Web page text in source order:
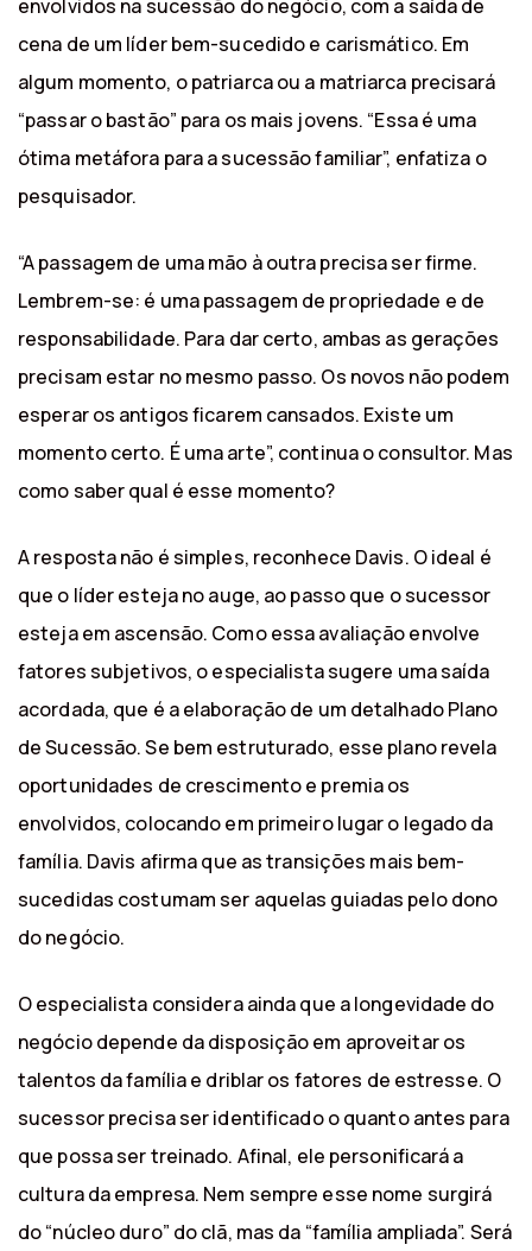
envolvidos na sucessão do negócio, com a saída de
cena de um líder bem-sucedido e carismático. Em
algum momento, o patriarca ou a matriarca precisará
“passar o bastão” para os mais jovens. “Essa é uma
ótima metáfora para a sucessão familiar”, enfatiza o
pesquisador.
“A passagem de uma mão à outra precisa ser firme.
Lembrem-se: é uma passagem de propriedade e de
responsabilidade. Para dar certo, ambas as gerações
precisam estar no mesmo passo. Os novos não podem
esperar os antigos ficarem cansados. Existe um
momento certo. É uma arte”, continua o consultor. Mas
como saber qual é esse momento?
A resposta não é simples, reconhece Davis. O ideal é
que o líder esteja no auge, ao passo que o sucessor
esteja em ascensão. Como essa avaliação envolve
fatores subjetivos, o especialista sugere uma saída
acordada, que é a elaboração de um detalhado Plano
de Sucessão. Se bem estruturado, esse plano revela
oportunidades de crescimento e premia os
envolvidos, colocando em primeiro lugar o legado da
família. Davis afirma que as transições mais bem-
sucedidas costumam ser aquelas guiadas pelo dono
do negócio.
O especialista considera ainda que a longevidade do
negócio depende da disposição em aproveitar os
talentos da família e driblar os fatores de estresse. O
sucessor precisa ser identificado o quanto antes para
que possa ser treinado. Afinal, ele personificará a
cultura da empresa. Nem sempre esse nome surgirá
do “núcleo duro” do clã, mas da “família ampliada”. Será